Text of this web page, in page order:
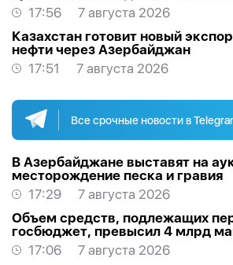
17:56
7 августа 2026
Казахстан готовит новый
нефти через Азербайджан
17:51
7 августа 2026
Все срочные новости в
В Азербайджане выставят на
месторождение песка и гравия
17:29
7 августа 2026
Объем средств, подлежащих
госбюджет, превысил 4 млрд
17:06
7 августа 2026